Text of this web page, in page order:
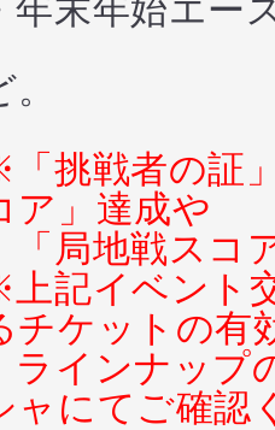
末年始エー
挑戦者の証
ア」達成や
「局地戦ス
記イベント
チケットの有
ラインナップ
ャにてご確認